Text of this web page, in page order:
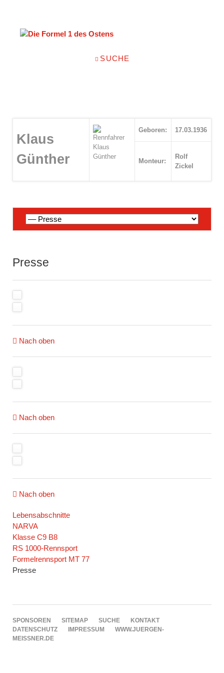
NAVIGATION
SUCHE
Klaus
Günther
Geboren: 17.03.1936
Monteur:
Rolf
Zickel
Navigation
überspringen
Presse
Nach oben
Nach oben
Nach oben
Navigation
überspringen
Lebensabschnitte
NARVA
Klasse C9 B8
RS 1000-Rennsport
Formelrennsport MT 77
Presse
NAVIGATION
ÜBERSPRINGEN
SPONSOREN SITEMAP SUCHE
KONTAKT
DATENSCHUTZ
IMPRESSUM
WWW.JUERGEN-
MEISSNER.DE